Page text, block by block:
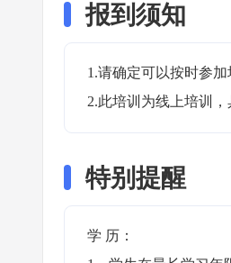
报到须知
1.请确定可以按时参
2.此培训为线上培训
特别提醒
学 历：